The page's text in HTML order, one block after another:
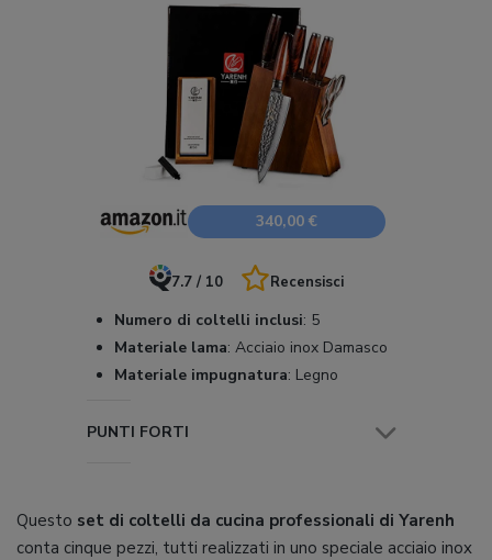
340,00 €
7.7 / 10 Recensisci
Numero di coltelli inclusi: 5
Materiale lama: Acciaio inox Damasco
Materiale impugnatura: Legno
PUNTI FORTI
Questo set di coltelli da cucina professionali di Yarenh
conta cinque pezzi, tutti realizzati in uno speciale acciaio inox